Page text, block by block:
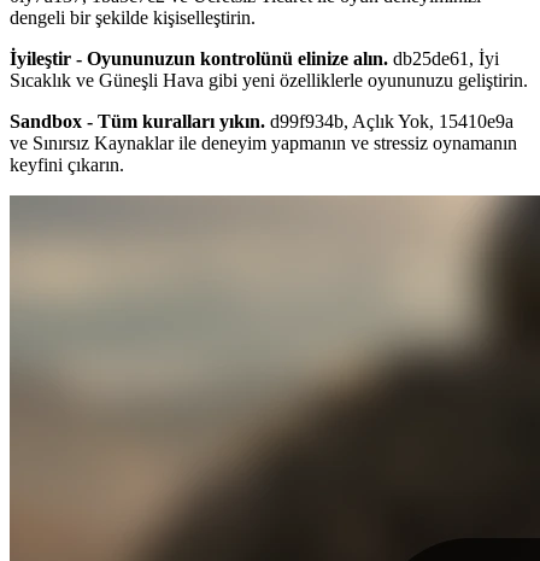
dengeli bir şekilde kişiselleştirin.
İyileştir - Oyununuzun kontrolünü elinize alın. db25de61, İyi
Sıcaklık ve Güneşli Hava gibi yeni özelliklerle oyununuzu geliştirin.
Sandbox - Tüm kuralları yıkın. d99f934b, Açlık Yok, 15410e9a
ve Sınırsız Kaynaklar ile deneyim yapmanın ve stressiz oynamanın
keyfini çıkarın.